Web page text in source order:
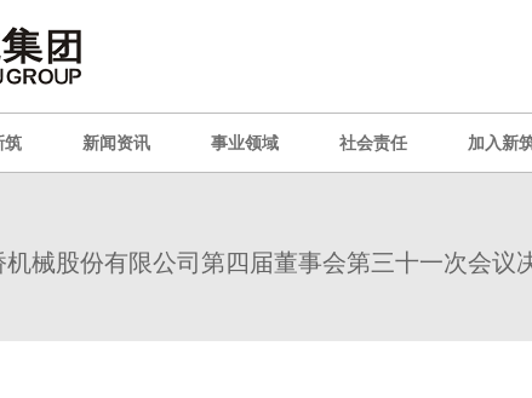
筑 新闻资讯 事业领域 社会责任 加入新
机械股份有限公司第四届董事会第三十一次会议